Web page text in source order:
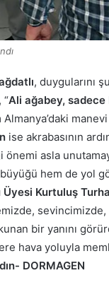
, duygularını
“Ali ağabey,
ise akrabasının
asla
hem de yol
Üyesi Kurtuluş
sevincimizde,
bir yanını
hava yoluyla
DORMAGEN